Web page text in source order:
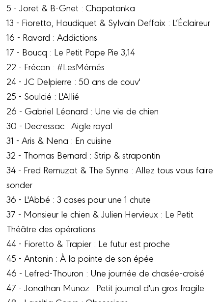
5 - Joret & B-Gnet : Chapatanka
13 - Fioretto, Haudiquet & Sylvain Deffaix : L’Éclaireur
16 - Ravard : Addictions
17 - Boucq : Le Petit Pape Pie 3,14
22 - Frécon : #LesMémés
24 - JC Delpierre : 50 ans de couv'
25 - Soulcié : L'Allié
26 - Gabriel Léonard : Une vie de chien
30 - Decressac : Aigle royal
31 - Aris & Nena : En cuisine
32 - Thomas Bernard : Strip & strapontin
34 - Fred Remuzat & The Synne : Allez tous vous faire
sonder
36 - L'Abbé : 3 cases pour une 1 chute
37 - Monsieur le chien & Julien Hervieux : Le Petit
Théâtre des opérations
44 - Fioretto & Trapier : Le futur est proche
45 - Antonin : À la pointe de son épée
46 - Lefred-Thouron : Une journée de chasée-croisé
47 - Jonathan Munoz : Petit journal d'un gros fragile